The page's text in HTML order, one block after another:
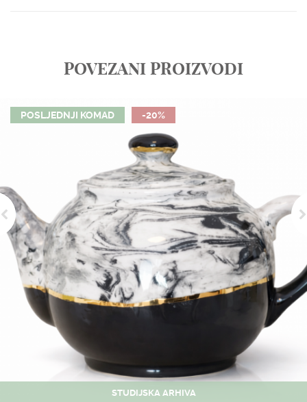
POVEZANI PROIZVODI
POSLJEDNJI KOMAD -20%
STUDIJSKA ARHIVA